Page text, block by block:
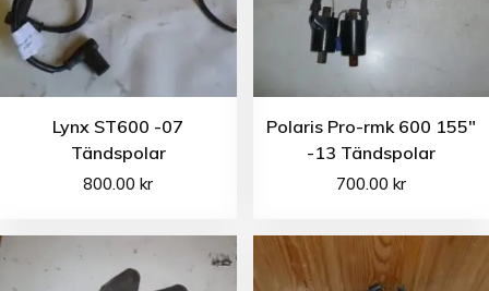
Lynx ST600 -07
Tändspolar
800.00kr
Polaris Pro-rmk 600 155″
-13 Tändspolar
700.00 kr